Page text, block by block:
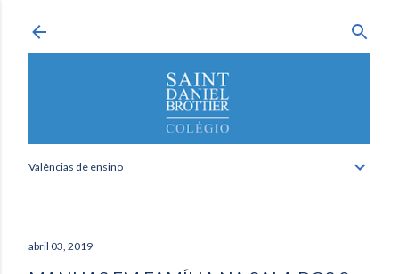
Valências de ensino
abril 03, 2019